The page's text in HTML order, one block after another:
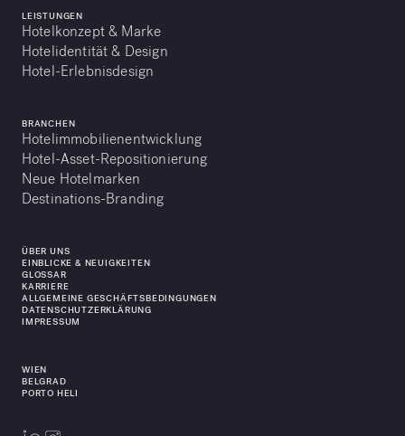
LEISTUNGEN
Hotelkonzept & Marke
Hotelidentität & Design
Hotel-Erlebnisdesign
BRANCHEN
Hotelimmobilienentwicklung
Hotel-Asset-Repositionierung
Neue Hotelmarken
Destinations-Branding
ÜBER UNS
EINBLICKE & NEUIGKEITEN
GLOSSAR
KARRIERE
ALLGEMEINE GESCHÄFTSBEDINGUNGEN
DATENSCHUTZERKLÄRUNG
IMPRESSUM
WIEN
BELGRAD
PORTO HELI